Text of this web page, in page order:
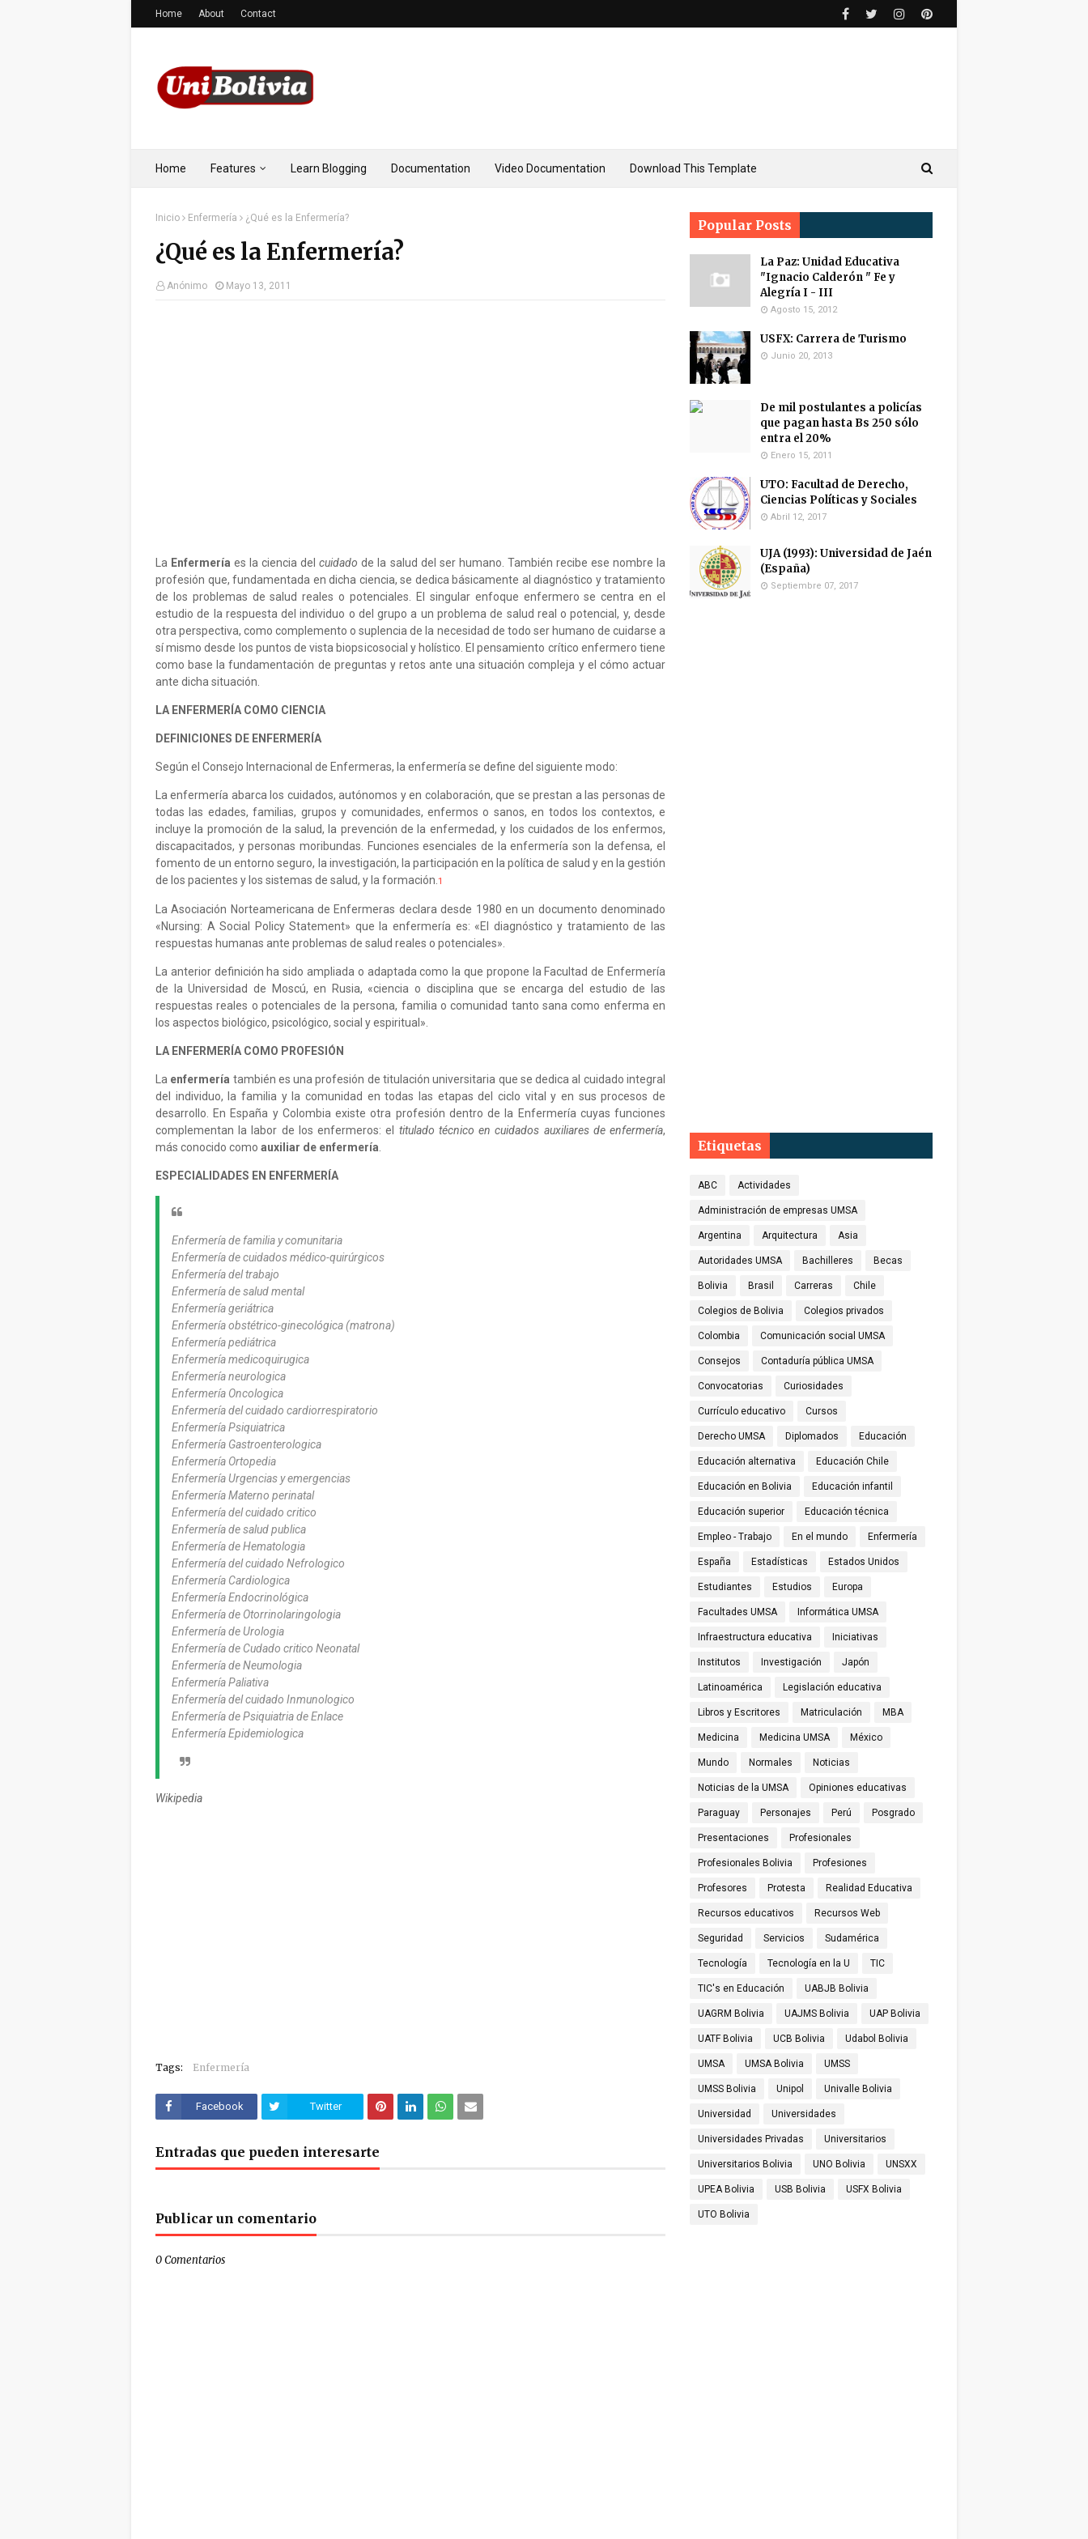
Home About Contact
Home Features Learn Blogging Documentation Video Documentation Download This Template
Inicio Enfermería ¿Qué es la Enfermería?
¿Qué es la Enfermería?
Anónimo Mayo 13, 2011
La Enfermería es la ciencia delcuidado de la salud del ser humano. También recibe ese nombre la
profesión que, fundamentada en dicha ciencia, se dedica básicamente al diagnóstico y tratamiento
de los problemas de salud reales o potenciales. El singular enfoque enfermero se centra en el
estudio de la respuesta del individuo o del grupo a un problema de salud real o potencial, y, desde
otra perspectiva, como complemento o suplencia de la necesidad de todo ser humano de cuidarse a
sí mismo desde los puntos de vista biopsicosocial y holístico. El pensamiento crítico enfermero tiene
como base la fundamentación de preguntas y retos ante una situación compleja y el cómo actuar
ante dicha situación.
LA ENFERMERÍA COMO CIENCIA
DEFINICIONES DE ENFERMERÍA
Según el Consejo Internacional de Enfermeras, la enfermería se define del siguiente modo:
La enfermería abarca los cuidados, autónomos y en colaboración, que se prestan a las personas de
todas las edades, familias, grupos y comunidades, enfermos o sanos, en todos los contextos, e
incluye la promoción de la salud, la prevención de la enfermedad, y los cuidados de los enfermos,
discapacitados, y personas moribundas. Funciones esenciales de la enfermería son la defensa, el
fomento de un entorno seguro, la investigación, la participación en la política de salud y en la gestión
de los pacientes y los sistemas de salud, y la formación. 1
La Asociación Norteamericana de Enfermeras declara desde 1980 en un documento denominado
«Nursing: A Social Policy Statement» que la enfermería es: «El diagnóstico y tratamiento de las
respuestas humanas ante problemas de salud reales o potenciales».
La anterior definición ha sido ampliada o adaptada como la que propone la Facultad de Enfermería
de la Universidad de Moscú, en Rusia, «ciencia o disciplina que se encarga del estudio de las
respuestas reales o potenciales de la persona, familia o comunidad tanto sana como enferma en
los aspectos biológico, psicológico, social y espiritual».
LA ENFERMERÍA COMO PROFESIÓN
La enfermería también es una profesión de titulación universitaria que se dedica al cuidado integral
del individuo, la familia y la comunidad en todas las etapas del ciclo vital y en sus procesos de
desarrollo. En España y Colombia existe otra profesión dentro de la Enfermería cuyas funciones
complementan la labor de los enfermeros: el titulado técnico en cuidados auxiliares de enfermería,
más conocido como auxiliar de enfermería
ESPECIALIDADES EN ENFERMERÍA
Enfermería de familia y comunitaria
Enfermería de cuidados médico-quirúrgicos
Enfermería del trabajo
Enfermería de salud mental
Enfermería geriátrica
Enfermería obstétrico-ginecológica (matrona)
Enfermería pediátrica
Enfermería medicoquirugica
Enfermería neurologica
Enfermería Oncologica
Enfermería del cuidado cardiorrespiratorio
Enfermería Psiquiatrica
Enfermería Gastroenterologica
Enfermería Ortopedia
Enfermería Urgencias y emergencias
Enfermería Materno perinatal
Enfermería del cuidado critico
Enfermería de salud publica
Enfermería de Hematologia
Enfermería del cuidado Nefrologico
Enfermería Cardiologica
Enfermería Endocrinológica
Enfermería de Otorrinolaringologia
Enfermería de Urologia
Enfermería de Cudado critico Neonatal
Enfermería de Neumologia
Enfermería Paliativa
Enfermería del cuidado Inmunologico
Enfermería de Psiquiatria de Enlace
Enfermería Epidemiologica
Wikipedia
Tags: Enfermería
Facebook Twitter
Entradas que pueden interesarte
Publicar un comentario
0 Comentarios
Popular Posts
La Paz: Unidad Educativa
"Ignacio Calderón " Fe y
Alegría I - III
Agosto 15, 2012
USFX: Carrera de Turismo
Junio 20, 2013
De mil postulantes a policías
que pagan hasta Bs 250 sólo
entra el 20%
Enero 15, 2011
UTO: Facultad de Derecho,
Ciencias Políticas y Sociales
Abril 12, 2017
UJA (1993): Universidad de Jaén
(España)
Septiembre 07, 2017
Etiquetas
ABC Actividades
Administración de empresas UMSA
Argentina Arquitectura Asia
Autoridades UMSA Bachilleres Becas
Bolivia Brasil Carreras Chile
Colegios de Bolivia Colegios privados
Colombia Comunicación social UMSA
Consejos Contaduría pública UMSA
Convocatorias Curiosidades
Currículo educativo Cursos
Derecho UMSA Diplomados Educación
Educación alternativa Educación Chile
Educación en Bolivia Educación infantil
Educación superior Educación técnica
Empleo - Trabajo En el mundo Enfermería
España Estadísticas Estados Unidos
Estudiantes Estudios Europa
Facultades UMSA Informática UMSA
Infraestructura educativa Iniciativas
Institutos Investigación Japón
Latinoamérica Legislación educativa
Libros y Escritores Matriculación MBA
Medicina Medicina UMSA México
Mundo Normales Noticias
Noticias de la UMSA Opiniones educativas
Paraguay Personajes Perú Posgrado
Presentaciones Profesionales
Profesionales Bolivia Profesiones
Profesores Protesta Realidad Educativa
Recursos educativos Recursos Web
Seguridad Servicios Sudamérica
Tecnología Tecnología en la U TIC
TIC's en Educación UABJB Bolivia
UAGRM Bolivia UAJMS Bolivia UAP Bolivia
UATF Bolivia UCB Bolivia Udabol Bolivia
UMSA UMSA Bolivia UMSS
UMSS Bolivia Unipol Univalle Bolivia
Universidad Universidades
Universidades Privadas Universitarios
Universitarios Bolivia UNO Bolivia UNSXX
UPEA Bolivia USB Bolivia USFX Bolivia
UTO Bolivia